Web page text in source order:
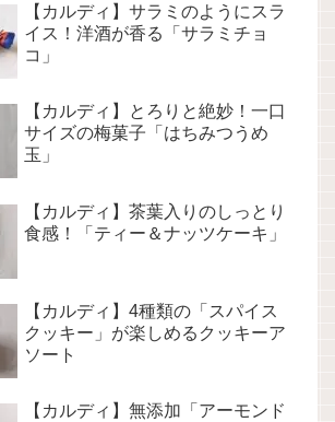
【カルディ】サラミのようにスラ
イス！洋酒が香る「サラミチョ
コ」
【カルディ】とろりと絶妙！一口
サイズの梅菓子「はちみつうめ
玉」
【カルディ】茶葉入りのしっとり
食感！「ティー＆ナッツケーキ」
【カルディ】4種類の「スパイス
クッキー」が楽しめるクッキーア
ソート
【カルディ】無添加「アーモンド